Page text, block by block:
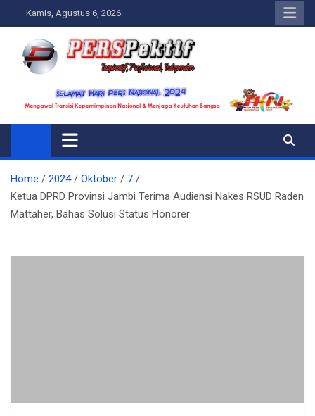
to
content
Kamis, Agustus 6, 2026
Perspektif.today
Ispiratif Profesional Independen
Home 2024 Oktober
7
Ketua DPRD Provinsi Jambi Terima Audiensi Nakes RSUD Raden
Mattaher, Bahas Solusi Status Honorer